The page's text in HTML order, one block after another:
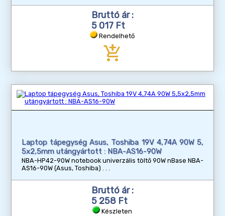
Bruttó ár :
5 017 Ft
Rendelhető
add_shopping_cart
Laptop tápegység Asus, Toshiba 19V 4,74A 90W 5,
5x2,5mm utángyártott : NBA-AS16-90W
NBA-HP42-90W notebook univerzális töltő 90W nBase NBA-
AS16-90W (Asus, Toshiba)
Bruttó ár :
5 258 Ft
Készleten